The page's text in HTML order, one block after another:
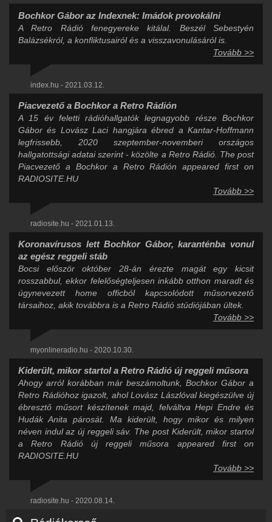
Bochkor Gábor az Indexnek: Imádok provokálni
A Retro Rádió fenegyereke kitálal. Beszél Sebestyén
Balázsékról, a konfliktusairól és a visszavonulásáról is.
Tovább >>
index.hu - 2021.03.12.
Piacvezető a Bochkor a Retro Rádión
A 15 év feletti rádióhallgatók legnagyobb része Bochkor
Gábor és Lovász Laci hangjára ébred a Kantar-Hoffmann
legfrissebb, 2020 szeptember-novemberi országos
hallgatottsági adatai szerint - közölte a Retro Rádió. The post
Piacvezető a Bochkor a Retro Rádión appeared first on
RADIOSITE.HU
Tovább >>
radiosite.hu - 2021.01.13.
Koronavírusos lett Bochkor Gábor, karanténba vonul
az egész reggeli stáb
Bocsi először október 28-án érezte magát egy kicsit
rosszabbul, ekkor felelőségteljesen inkább otthon maradt és
úgynevezett home officból kapcsolódott műsorvezető
társaihoz, akik továbbra is a Retro Rádió stúdiójában ültek.
Tovább >>
myonlineradio.hu - 2020.10.30.
Kiderült, mikor startol a Retro Rádió új reggeli műsora
Ahogy arról korábban már beszámoltunk, Bochkor Gábor a
Retro Rádióhoz igazolt, ahol Lovász Lászlóval kiegészülve új
ébresztő műsort készítenek majd, felváltva Hepi Endre és
Hudák Anita párosát. Ma kiderült, hogy mikor és milyen
néven indul az új reggeli sáv. The post Kiderült, mikor startol
a Retro Rádió új reggeli műsora appeared first on
RADIOSITE.HU
Tovább >>
radiosite.hu - 2020.08.14.